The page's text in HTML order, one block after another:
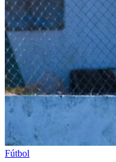
Fútbol